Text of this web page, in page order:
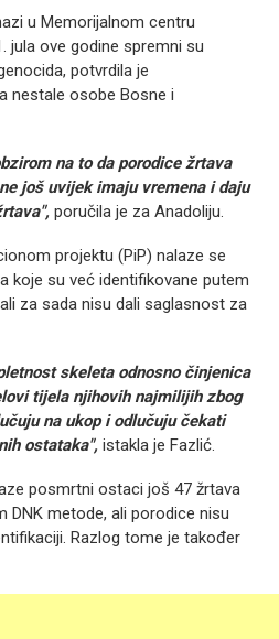
u Memorijalnom centru
jula ove godine spremni su
potvrdila je
nestale osobe Bosne i
na to da porodice žrtava
još uvijek imaju vremena i daju
poručila je za Anadoliju.
projektu (PiP) nalaze se
koje su već identifikovane putem
za sada nisu dali saglasnost za
skeleta odnosno činjenica
tijela njihovih najmilijih zbog
na ukop i odlučuju čekati
ostataka", istakla je Fazlić.
posmrtni ostaci još 47 žrtava
DNK metode, ali porodice nisu
Razlog tome je također